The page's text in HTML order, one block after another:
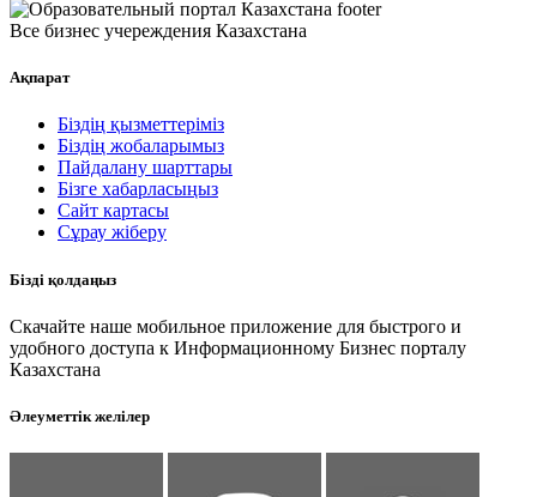
Все бизнес учереждения Казахстана
Ақпарат
Біздің қызметтеріміз
Біздің жобаларымыз
Пайдалану шарттары
Бізге хабарласыңыз
Сайт картасы
Сұрау жіберу
Бізді қолдаңыз
Скачайте наше мобильное приложение для быстрого и
удобного доступа к Информационному Бизнес порталу
Казахстана
Әлеуметтік желілер